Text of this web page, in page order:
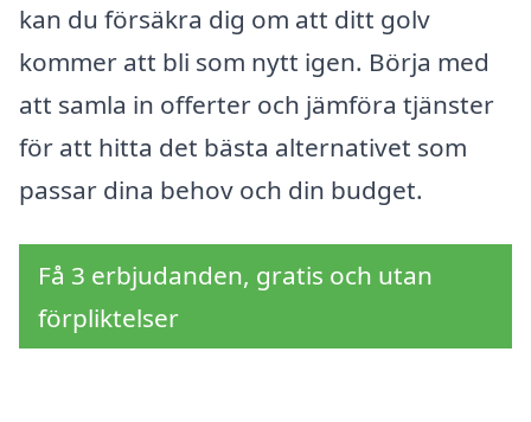
kan du försäkra dig om att ditt golv
kommer att bli som nytt igen. Börja med
att samla in offerter och jämföra tjänster
för att hitta det bästa alternativet som
passar dina behov och din budget.
Få 3 erbjudanden, gratis och utan
förpliktelser